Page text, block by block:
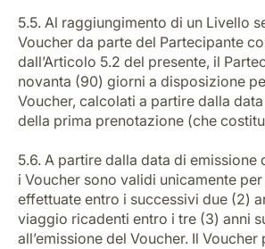
5.5. Al raggiungimento di un Livello
Voucher da parte del Partecipante
dall’Articolo 5.2 del presente, il
novanta (90) giorni a disposizione
Voucher, calcolati a partire dalla
della prima prenotazione (che
5.6. A partire dalla data di emissione
i Voucher sono validi unicamente
effettuate entro i successivi due (2)
viaggio ricadenti entro i tre (3) anni
all’emissione del Voucher. Il Voucher